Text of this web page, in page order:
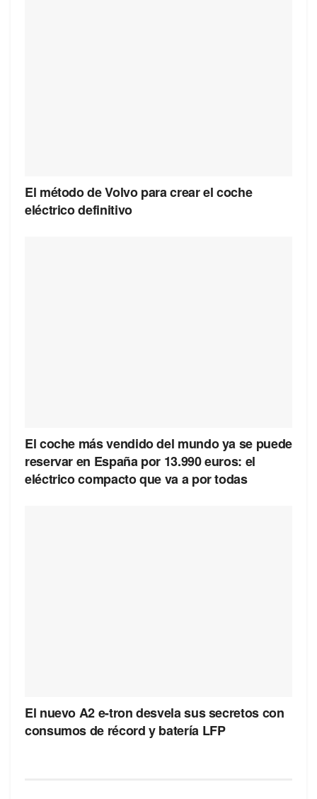
El método de Volvo para crear el coche
eléctrico definitivo
El coche más vendido del mundo ya se puede
reservar en España por 13.990 euros: el
eléctrico compacto que va a por todas
El nuevo A2 e-tron desvela sus secretos con
consumos de récord y batería LFP